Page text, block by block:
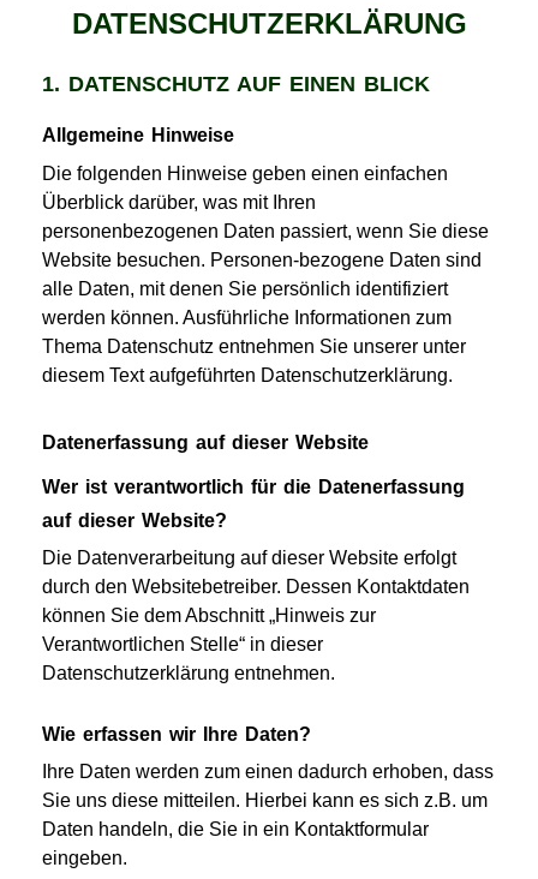
DATENSCHUTZERKLÄRUNG
1. DATENSCHUTZ AUF EINEN BLICK
Allgemeine Hinweise
Die folgenden Hinweise geben einen einfachen
Überblick darüber, was mit Ihren
personenbezogenen Daten passiert, wenn Sie diese
Website besuchen. Personen-bezogene Daten sind
alle Daten, mit denen Sie persönlich identifiziert
werden können. Ausführliche Informationen zum
Thema Datenschutz entnehmen Sie unserer unter
diesem Text aufgeführten Datenschutzerklärung.
Datenerfassung auf dieser Website
Wer ist verantwortlich für die Datenerfassung
auf dieser Website?
Die Datenverarbeitung auf dieser Website erfolgt
durch den Websitebetreiber. Dessen Kontaktdaten
können Sie dem Abschnitt „Hinweis zur
Verantwortlichen Stelle“ in dieser
Datenschutzerklärung entnehmen.
Wie erfassen wir Ihre Daten?
Ihre Daten werden zum einen dadurch erhoben, dass
Sie uns diese mitteilen. Hierbei kann es sich z.B. um
Daten handeln, die Sie in ein Kontaktformular
eingeben.